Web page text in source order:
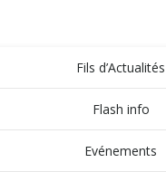
Fils d’Actualités
Flash info
Evénements